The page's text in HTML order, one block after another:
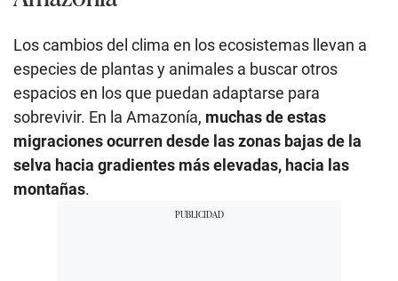
Los cambios del clima en los ecosistemas llevan a
especies de plantas y animales a buscar otros
espacios en los que puedan adaptarse para
sobrevivir. En la Amazonía, muchas de estas
migraciones ocurren desde las zonas bajas de la
selva hacia gradientes más elevadas, hacia las
montañas.